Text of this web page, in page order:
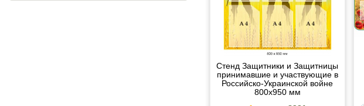
Стенд Защитники и Защитницы
принимавшие и участвующие в
Российско-Украинской войне
800х950 мм